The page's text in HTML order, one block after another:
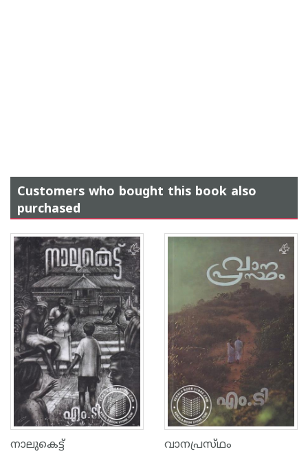
Customers who bought this book also
purchased
നാലുകെട്ട് വാനപ്രസ്‌ഥം